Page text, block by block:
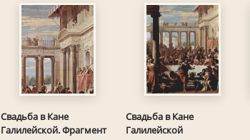
Свадьба в Кане
Галилейской. Фрагмент
Свадьба в Кане
Галилейской